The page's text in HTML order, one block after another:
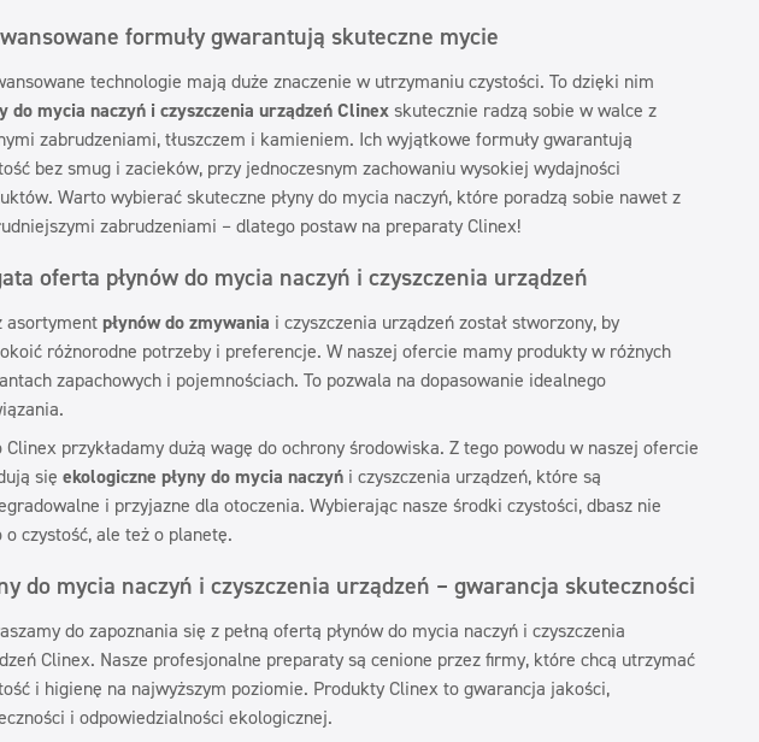
formuły gwarantują skuteczne mycie
technologie mają duże znaczenie w utrzymaniu czystości. To dzięki nim
do mycia naczyń i czyszczenia urządzeń Clinexskutecznie radzą sobie w walce z
zabrudzeniami, tłuszczem i kamieniem. Ich wyjątkowe formuły gwarantują
bez smug i zacieków, przy jednoczesnym zachowaniu wysokiej wydajności
Warto wybierać skuteczne płyny do mycia naczyń, które poradzą sobie nawet z
zabrudzeniami – dlatego postaw na preparaty Clinex!
oferta płynów do mycia naczyń i czyszczenia urządzeń
asortymentpłynów do zmywania i czyszczenia urządzeń został stworzony, by
różnorodne potrzeby i preferencje. W naszej ofercie mamy produkty w różnych
zapachowych i pojemnościach. To pozwala na dopasowanie idealnego
Clinex przykładamy dużą wagę do ochrony środowiska. Z tego powodu w naszej ofercie
się ekologiczne płyny do mycia naczyń i czyszczenia urządzeń, które są
i przyjazne dla otoczenia. Wybierając nasze środki czystości, dbasz nie
o czystość, ale też o planetę.
do mycia naczyń i czyszczenia urządzeń – gwarancja skuteczności
do zapoznania się z pełną ofertą płynów do mycia naczyń i czyszczenia
Clinex. Nasze profesjonalne preparaty są cenione przez firmy, które chcą utrzymać
i higienę na najwyższym poziomie. Produkty Clinex to gwarancja jakości,
i odpowiedzialności ekologicznej.